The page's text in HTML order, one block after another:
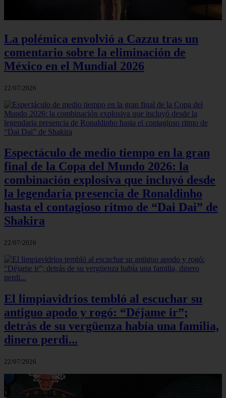
La polémica envolvió a Cazzu tras un
comentario sobre la eliminación de
México en el Mundial 2026
22/07/2026
Espectáculo de medio tiempo en la gran
final de la Copa del Mundo 2026: la
combinación explosiva que incluyó desde
la legendaria presencia de Ronaldinho
hasta el contagioso ritmo de “Dai Dai” de
Shakira
22/07/2026
El limpiavidrios tembló al escuchar su
antiguo apodo y rogó: “Déjame ir”;
detrás de su vergüenza había una familia,
dinero perdi...
22/07/2026